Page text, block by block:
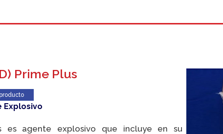
Prime Plus
Explosivo
es agente explosivo que incluye en su